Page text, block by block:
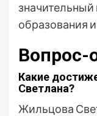
значительный
образования
Вопрос-
Какие
Светлана?
Жильцова